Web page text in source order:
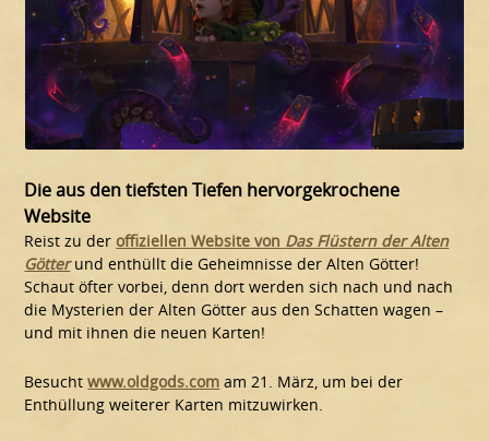
Die aus den tiefsten Tiefen hervorgekrochene
Website
Reist zu deroffiziellen Website von Das Flüstern der Alten
Götterund enthüllt die Geheimnisse der Alten Götter!
Schaut öfter vorbei, denn dort werden sich nach und nach
die Mysterien der Alten Götter aus den Schatten wagen –
und mit ihnen die neuen Karten!
Besuchtwww.oldgods.com am 21. März, um bei der
Enthüllung weiterer Karten mitzuwirken.